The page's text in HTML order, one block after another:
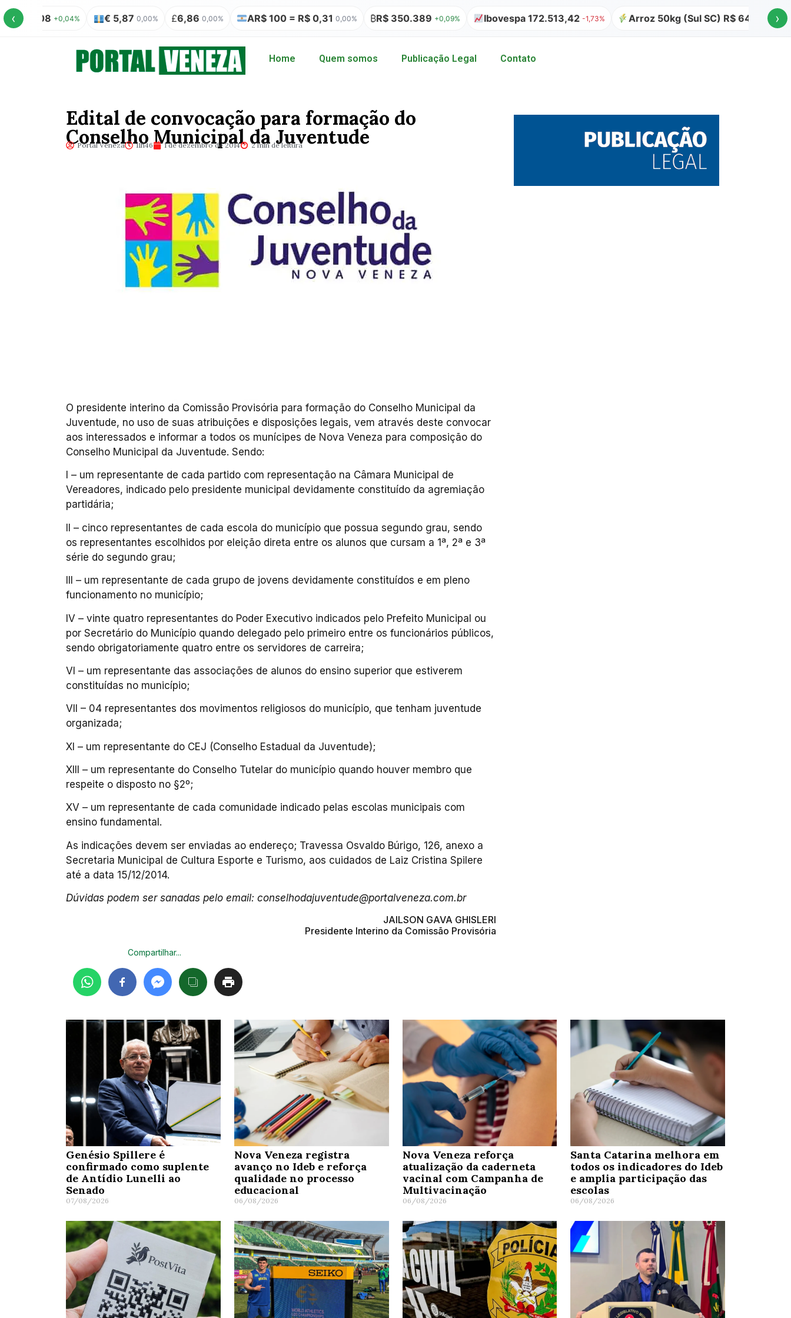
‹
5,08 +0,04% € 5,87 0,00% £6,86 0,00% AR$ 100 = R$ 0,31 0,00% ₿R$ 350.389 +0,09% Ibovespa 172.513,42 -1,73% Arroz 50kg (Sul SC) R$ 64,00 ›
Home Quem somos Publicação Legal Contato
Edital de convocação para formação do
Conselho Municipal da Juventude
Portal Veneza 11h46 1 de dezembro de 2014 2 min de leitura
O presidente interino da Comissão Provisória para formação do Conselho Municipal da
Juventude, no uso de suas atribuições e disposições legais, vem através deste convocar
aos interessados e informar a todos os munícipes de Nova Veneza para composição do
Conselho Municipal da Juventude. Sendo:
I – um representante de cada partido com representação na Câmara Municipal de
Vereadores, indicado pelo presidente municipal devidamente constituído da agremiação
partidária;
II – cinco representantes de cada escola do município que possua segundo grau, sendo
os representantes escolhidos por eleição direta entre os alunos que cursam a 1ª, 2ª e 3ª
série do segundo grau;
III – um representante de cada grupo de jovens devidamente constituídos e em pleno
funcionamento no município;
IV – vinte quatro representantes do Poder Executivo indicados pelo Prefeito Municipal ou
por Secretário do Município quando delegado pelo primeiro entre os funcionários públicos,
sendo obrigatoriamente quatro entre os servidores de carreira;
VI – um representante das associações de alunos do ensino superior que estiverem
constituídas no município;
VII – 04 representantes dos movimentos religiosos do município, que tenham juventude
organizada;
XI – um representante do CEJ (Conselho Estadual da Juventude);
XIII – um representante do Conselho Tutelar do município quando houver membro que
respeite o disposto no §2º;
XV – um representante de cada comunidade indicado pelas escolas municipais com
ensino fundamental.
As indicações devem ser enviadas ao endereço; Travessa Osvaldo Búrigo, 126, anexo a
Secretaria Municipal de Cultura Esporte e Turismo, aos cuidados de Laiz Cristina Spilere
até a data 15/12/2014.
Dúvidas podem ser sanadas pelo email: conselhodajuventude@portalveneza.com.br
JAILSON GAVA GHISLERI
Presidente Interino da Comissão Provisória
Compartilhar...
Genésio Spillere é
confirmado como suplente
de Antídio Lunelli ao
Senado
07/08/2026
Nova Veneza registra
avanço no Ideb e reforça
qualidade no processo
educacional
06/08/2026
Nova Veneza reforça
atualização da caderneta
vacinal com Campanha de
Multivacinação
06/08/2026
Santa Catarina melhora em
todos os indicadores do Ideb
e amplia participação das
escolas
06/08/2026